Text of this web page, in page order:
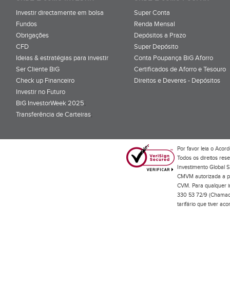
Investir directamente em bolsa
Fundos
Obrigações
CFD
Ideias & estratégias para investir
Ser Cliente BiG
Check up Financeiro
Investir no Futuro
BiG InvestorWeek 2025;
Transferência de Carteiras;
Super Conta
Renda Mensal
Depósitos a Prazo
Super Depósito
Conta Poupança BiG Aforro
Certificados de Aforro e Tesouro
Direitos e Deveres - Depósitos
Por favor leia o
Todos os direitos
Investimento Global
CMVM autorizada a
CVM. Para qualquer
330 53 72/9
tarifário que tiver